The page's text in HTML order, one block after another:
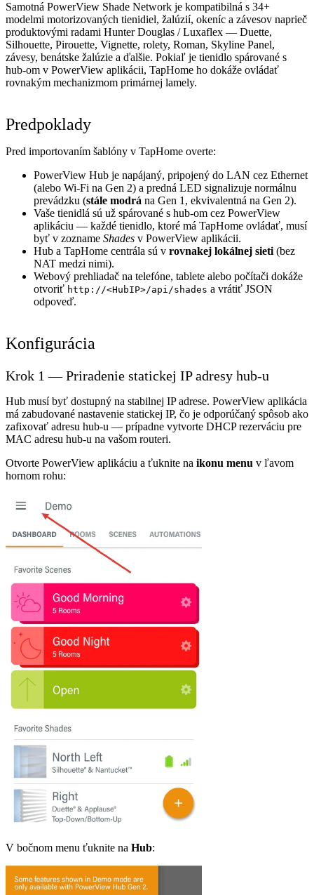
Samotná PowerView Shade Network je kompatibilná s 34+
modelmi motorizovaných tienidiel, žalúzií, okeníc a závesov naprieč
produktovými radami Hunter Douglas / Luxaflex — Duette,
Silhouette, Pirouette, Vignette, rolety, Roman, Skyline Panel,
závesy, benátske žalúzie a ďalšie. Pokiaľ je tienidlo spárované s
hub-om v PowerView aplikácii, TapHome ho dokáže ovládať
rovnakým mechanizmom primárnej lamely.
Predpoklady
Pred importovaním šablóny v TapHome overte:
PowerView Hub je napájaný, pripojený do LAN cez Ethernet
(alebo Wi-Fi na Gen 2) a predná LED signalizuje normálnu
prevádzku (stále modrá na Gen 1, ekvivalentná na Gen 2).
Vaše tienidlá sú už spárované s hub-om cez PowerView
aplikáciu — každé tienidlo, ktoré má TapHome ovládať, musí
byť v zozname Shades v PowerView aplikácii.
Hub a TapHome centrála sú v rovnakej lokálnej sieti (bez
NAT medzi nimi).
Webový prehliadač na telefóne, tablete alebo počítači dokáže
otvoriť http://<HubIP>/api/shades a vrátiť JSON
odpoveď.
Konfigurácia
Krok 1 — Priradenie statickej IP adresy hub-u
Hub musí byť dostupný na stabilnej IP adrese. PowerView aplikácia
má zabudované nastavenie statickej IP, čo je odporúčaný spôsob ako
zafixovať adresu hub-u — prípadne vytvorte DHCP rezerváciu pre
MAC adresu hub-u na vašom routeri.
Otvorte PowerView aplikáciu a ťuknite na ikonu menu v ľavom
hornom rohu:
V bočnom menu ťuknite na Hub: